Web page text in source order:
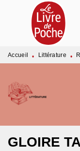
MENU
PIED DE PAGE
Accueil • Littérature •
GLOIRE